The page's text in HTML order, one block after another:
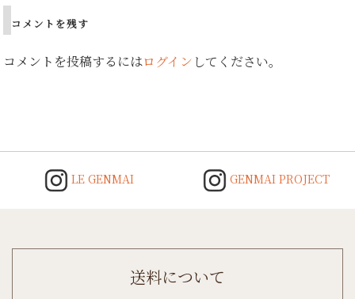
コメントを残す
コメントを投稿するにはログイン してください。
LE GENMAI GENMAI PROJECT
送料について